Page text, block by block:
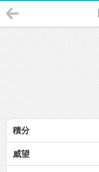
積分
威望